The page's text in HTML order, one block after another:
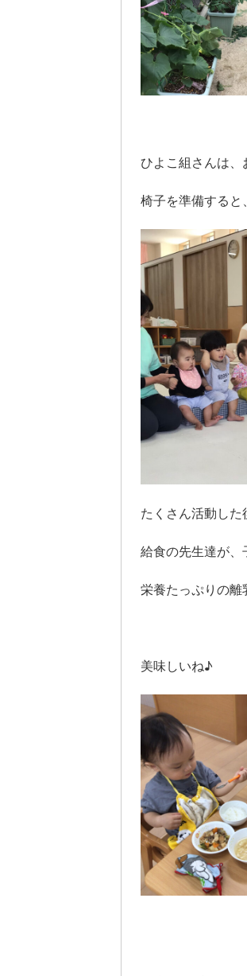
ひよこ組さんは
椅子を準備すると
たくさん活動し
給食の先生達が、
栄養たっぷりの離
美味しいね♪